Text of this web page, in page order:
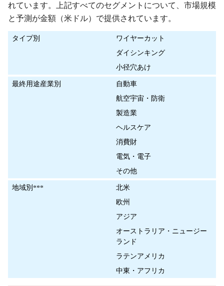
れています。上記すべてのセグメントについて、市場規模
と予測が金額（米ドル）で提供されています。
タイプ別
ワイヤーカット
ダイシンキング
小径穴あけ
最終用途産業別
自動車
航空宇宙・防衛
製造業
ヘルスケア
消費財
電気・電子
その他
地域別***
北米
欧州
アジア
オーストラリア・ニュージー
ランド
ラテンアメリカ
中東・アフリカ